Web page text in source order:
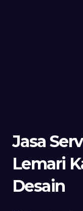
Jasa
Lemari
Desain